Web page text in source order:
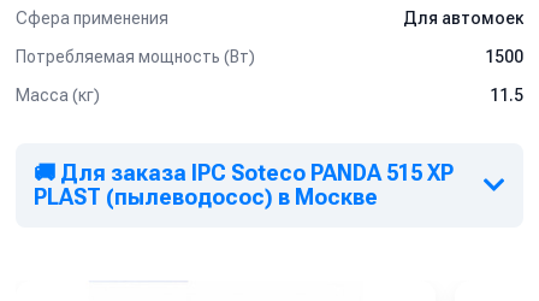
Сфера применения
Для автомоек
Потребляемая мощность (Вт)
1500
Масса (кг)
11.5
🚚 Для заказа IPC Soteco PANDA 515 XP
PLAST (пылеводосос) в Москве